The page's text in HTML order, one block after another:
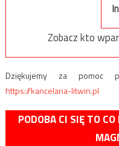
Zobacz kto
Dziękujemy za pomoc
https://kancelaria-litwin.pl
PODOBA CI SIĘ TO